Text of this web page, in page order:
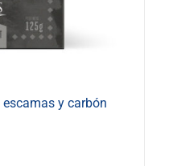
y carbón